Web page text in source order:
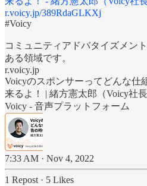
r.voicy.jp/389RdaGLKXj
#Voicy
コミュニティアドバタイズメン
ある領域です。
r.voicy.jp
Voicyのスポンサーってどんな仕
来るよ！ | 緒方憲太郎（Voicy社
Voicy - 音声プラットフォーム
7:33 AM · Nov 4, 2022
1 Repost · 5 Likes